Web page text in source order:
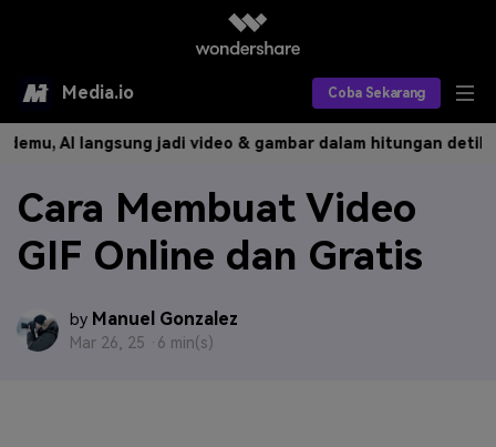
Media.io Coba Sekarang
Alat AI
AI Video
AI Gambar
Produk AI
Asisten Video AI
Editor Gambar AI
Efek AI
Efek Video
Harga
AI langsung jadi video & gambar dalam hitungan detik.
Cara Membuat Video
GIF Online dan Gratis
by Manuel Gonzalez
Mar 26, 25 · 6 min(s)